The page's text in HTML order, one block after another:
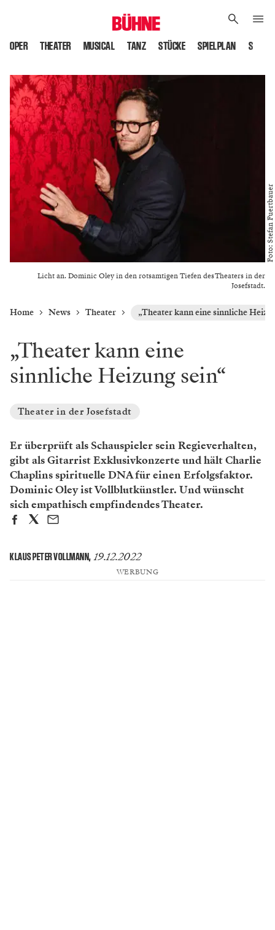
OPER THEATER MUSICAL TANZ STÜCKE SPIELPLAN
Licht an. Dominic Oley in den rotsamtigen Tiefen des Theaters in der
Josefstadt.
Foto: Stefan Fuertbauer
Home News Theater „Theater kann eine sinnliche
„Theater kann eine
sinnliche Heizung sein“
Theater in der Josefstadt
Er überprüft als Schauspieler sein Regieverhalten,
gibt als Gitarrist Exklusivkonzerte und hält Charlie
Chaplins spirituelle DNA für einen Erfolgsfaktor.
Dominic Oley ist Vollblutkünstler. Und wünscht
sich empathisch empfindendes Theater.
KLAUS PETER VOLLMANN, 19.12.2022
WERBUNG